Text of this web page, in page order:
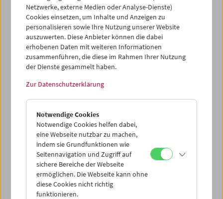
iCalender
Programmheft-PDF
English language or subtitles
< Vorherige Woche
Mo 30.6.
Di 1.7.
Mi 2.7.
Do 3.7.
Netzwerke, externe Medien oder Analyse-Dienste)
Cookies einsetzen, um Inhalte und Anzeigen zu
personalisieren sowie Ihre Nutzung unserer Website
auszuwerten. Diese Anbieter können die dabei
erhobenen Daten mit weiteren Informationen
zusammenführen, die diese im Rahmen Ihrer Nutzung
der Dienste gesammelt haben.
Zur Datenschutzerklärung
Notwendige Cookies
Notwendige Cookies helfen dabei,
eine Webseite nutzbar zu machen,
indem sie Grundfunktionen wie
Seitennavigation und Zugriff auf
sichere Bereiche der Webseite
ermöglichen. Die Webseite kann ohne
diese Cookies nicht richtig
funktionieren.